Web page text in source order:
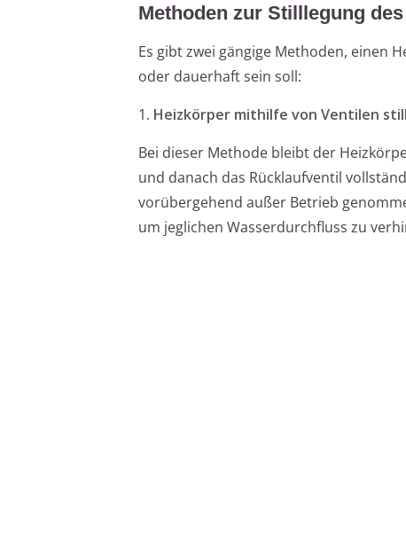
Methoden zur Stilllegung
Es gibt zwei gängige Methoden, einen
oder dauerhaft sein soll:
1. Heizkörper mithilfe von Ventilen
Bei dieser Methode bleibt der
und danach das Rücklaufventil
vorübergehend außer Betrieb
um jeglichen Wasserdurchfluss zu